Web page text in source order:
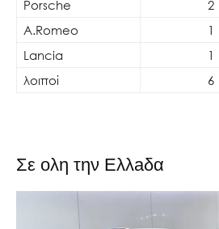
Porsche
2
A.Romeo
1
Lancia
1
λοιποί
6
Σε oλη την Ελλaδα